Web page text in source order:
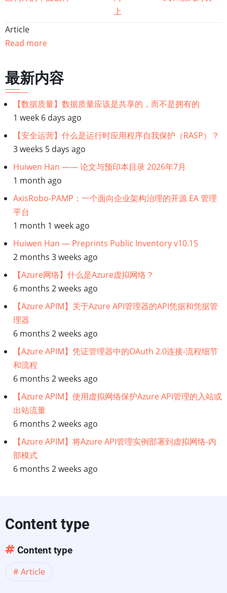
籍
遍
链
接：
【软
件
架
构】
软
件
架
构
和
设
计
InfoQ
趋
势
报
告
2021
年
上
Article
Read more
最新内容
【数据质量】数据质量应该是共享的，而不是拥有的
1 week 6 days ago
【安全运营】什么是运行时应用程序自我保护（RASP）？
3 weeks 5 days ago
Huiwen Han —— 论文与预印本目录 2026年7月
1 month ago
AxisRobo-PAMP：一个面向企业架构治理的开源 EA 管理
平台
1 month 1 week ago
Huiwen Han — Preprints Public Inventory v10.15
2 months 3 weeks ago
【Azure网络】什么是Azure虚拟网络？
6 months 2 weeks ago
【Azure APIM】关于Azure API管理器的API凭据和凭据管
理器
6 months 2 weeks ago
【Azure APIM】凭证管理器中的OAuth 2.0连接-流程细节
和流程
6 months 2 weeks ago
【Azure APIM】使用虚拟网络保护Azure API管理的入站或
出站流量
6 months 2 weeks ago
【Azure APIM】将Azure API管理实例部署到虚拟网络-内
部模式
6 months 2 weeks ago
Content type
Content type
Article